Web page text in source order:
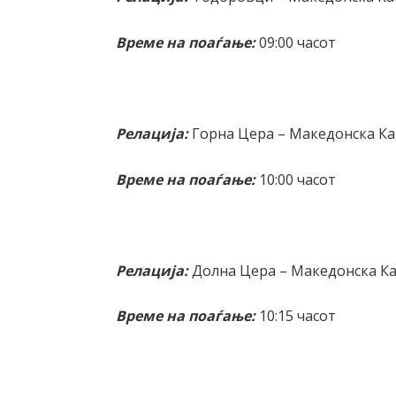
Време на поаѓање:09:00 часот
Релација:Горна Цера – Македонска
Време на поаѓање:10:00 часот
Релација:Долна Цера – Македонска
Време на поаѓање:10:15 часот